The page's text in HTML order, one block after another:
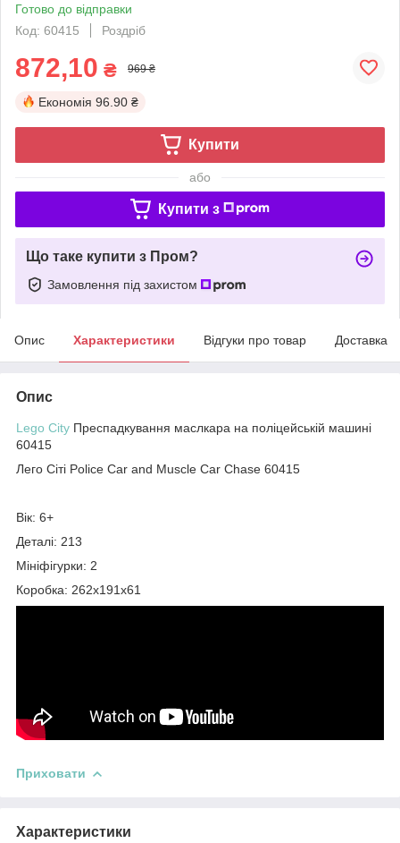
Готово до відправки
Код: 60415
Роздріб
872,10 ₴ 969 ₴
Економія 96.90 ₴
Купити
або
Купити з
Що таке купити з Пром?
Замовлення під захистом
Опис Характеристики Відгуки про товар Доставка
Опис
Lego City Преспадкування маслкара на поліцейській машині
60415
Лего Сіті Police Car and Muscle Car Chase 60415
Вік: 6+
Деталі: 213
Мініфігурки: 2
Коробка: 262х191х61
Приховати
Характеристики